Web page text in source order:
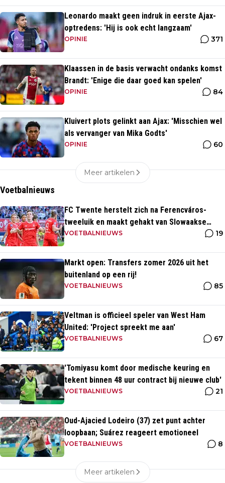
Leonardo maakt geen indruk in eerste Ajax-
optredens: 'Hij is ook echt langzaam'
OPINIE 371
Klaassen in de basis verwacht ondanks komst
Brandt: 'Enige die daar goed kan spelen'
OPINIE 84
Kluivert plots gelinkt aan Ajax: 'Misschien wel
als vervanger van Mika Godts'
OPINIE 60
Meer artikelen
Voetbalnieuws
FC Twente herstelt zich na Ferencváros-
tweeluik en maakt gehakt van Slowaakse
opponent
VOETBALNIEUWS 19
Markt open: Transfers zomer 2026 uit het
buitenland op een rij!
VOETBALNIEUWS 85
Veltman is officieel speler van West Ham
United: 'Project spreekt me aan'
VOETBALNIEUWS 67
'Tomiyasu komt door medische keuring en
tekent binnen 48 uur contract bij nieuwe club'
VOETBALNIEUWS 21
Oud-Ajacied Lodeiro (37) zet punt achter
loopbaan; Suárez reageert emotioneel
VOETBALNIEUWS 8
Meer artikelen